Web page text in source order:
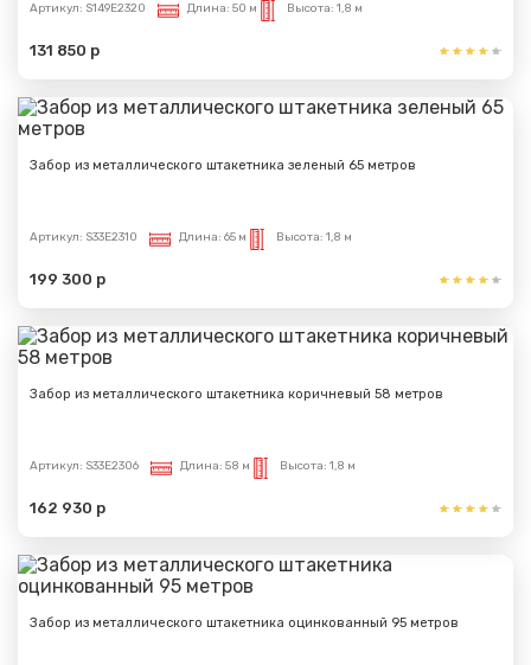
Артикул: S149E2320 Длина: 50 м Высота: 1,8 м
131 850 р
Забор из металлического штакетника зеленый 65 метров
Артикул: S33E2310 Длина: 65 м Высота: 1,8 м
199 300 р
Забор из металлического штакетника коричневый 58 метров
Артикул: S33E2306 Длина: 58 м Высота: 1,8 м
162 930 р
Забор из металлического штакетника оцинкованный 95 метров